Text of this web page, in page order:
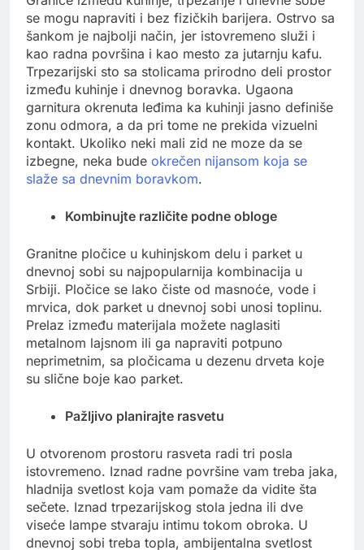
se mogu napraviti i bez fizičkih barijera. Ostrvo sa
šankom je najbolji način, jer istovremeno služi i
kao radna površina i kao mesto za jutarnju kafu.
Trpezarijski sto sa stolicama prirodno deli prostor
između kuhinje i dnevnog boravka. Ugaona
garnitura okrenuta leđima ka kuhinji jasno definiše
zonu odmora, a da pri tome ne prekida vizuelni
kontakt. Ukoliko neki mali zid ne moze da se
izbegne, neka bude okrečen nijansom koja se
slaže sa dnevnim boravkom.
Kombinujte različite podne obloge
Granitne pločice u kuhinjskom delu i parket u
dnevnoj sobi su najpopularnija kombinacija u
Srbiji. Pločice se lako čiste od masnoće, vode i
mrvica, dok parket u dnevnoj sobi unosi toplinu.
Prelaz između materijala možete naglasiti
metalnom lajsnom ili ga napraviti potpuno
neprimetnim, sa pločicama u dezenu drveta koje
su slične boje kao parket.
Pažljivo planirajte rasvetu
U otvorenom prostoru rasveta radi tri posla
istovremeno. Iznad radne površine vam treba jaka,
hladnija svetlost koja vam pomaže da vidite šta
sečete. Iznad trpezarijskog stola jedna ili dve
viseće lampe stvaraju intimu tokom obroka. U
dnevnoj sobi treba topla, ambijentalna svetlost